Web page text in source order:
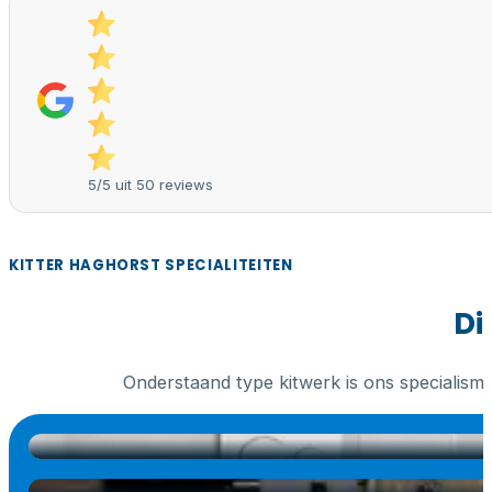
5/5 uit 50 reviews
KITTER HAGHORST SPECIALITEITEN
Onderstaand type kitwerk is ons